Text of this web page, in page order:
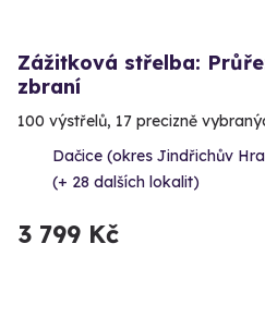
Zážitková střelba:
zbraní
100 výstřelů, 17 precizně
Dačice (okres Jindřichův
(+ 28 dalších lokalit)
3 799 Kč